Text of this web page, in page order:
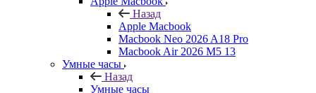
Назад
Apple Macbook
Macbook Neo 2026 A18 Pro
Macbook Air 2026 M5 13
Умные часы
Назад
Умные часы